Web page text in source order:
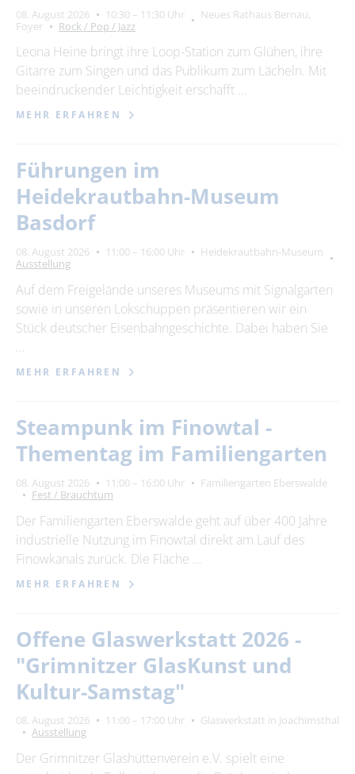
08. August 2026 10:30 – 11:30 Uhr
Neues Rathaus Bernau,
Foyer
Rock / Pop / Jazz
Leona Heine bringt ihre Loop-Station zum Glühen, ihre
Gitarre zum Singen und das Publikum zum Lächeln. Mit
beeindruckender Leichtigkeit erschafft …
MEHR ERFAHREN
Führungen im
Heidekrautbahn-Museum
Basdorf
08. August 2026 11:00 – 16:00 Uhr
Heidekrautbahn-Museum
Ausstellung
Auf dem Freigelände unseres Museums mit Signalgarten
sowie in unseren Lokschuppen präsentieren wir ein
Stück deutscher Eisenbahngeschichte. Dabei haben Sie
…
MEHR ERFAHREN
Steampunk im Finowtal -
Thementag im Familiengarten
08. August 2026 11:00 – 16:00 Uhr
Familiengarten Eberswalde
Fest / Brauchtum
Der Familiengarten Eberswalde geht auf über 400 Jahre
industrielle Nutzung im Finowtal direkt am Lauf des
Finowkanals zurück. Die Fläche …
MEHR ERFAHREN
Offene Glaswerkstatt 2026 -
"Grimnitzer GlasKunst und
Kultur-Samstag"
08. August 2026 11:00 – 17:00 Uhr
Glaswerkstatt in Joachimsthal
Ausstellung
Der Grimnitzer Glashüttenverein e.V. spielt eine